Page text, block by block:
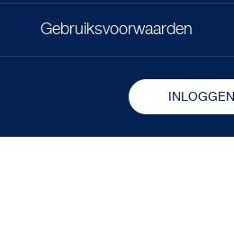
Gebruiksvoorwaarden
INLOGGEN